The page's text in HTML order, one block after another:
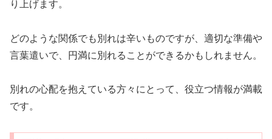
り上げます。
どのような関係でも別れは辛いものですが、適切な準備や
言葉遣いで、円満に別れることができるかもしれません。
別れの心配を抱えている方々にとって、役立つ情報が満載
です。